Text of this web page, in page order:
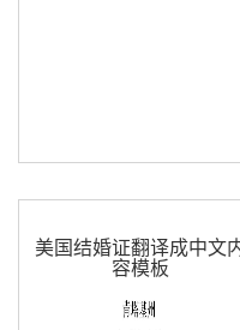
美国结婚证翻译成中文
容模板